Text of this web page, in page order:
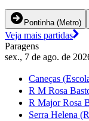
Pontinha (Metro)
Veja mais partidas
Paragens
sex., 7 de ago. de
Caneças
R M Rosa
R Major Rosa
Serra Helena